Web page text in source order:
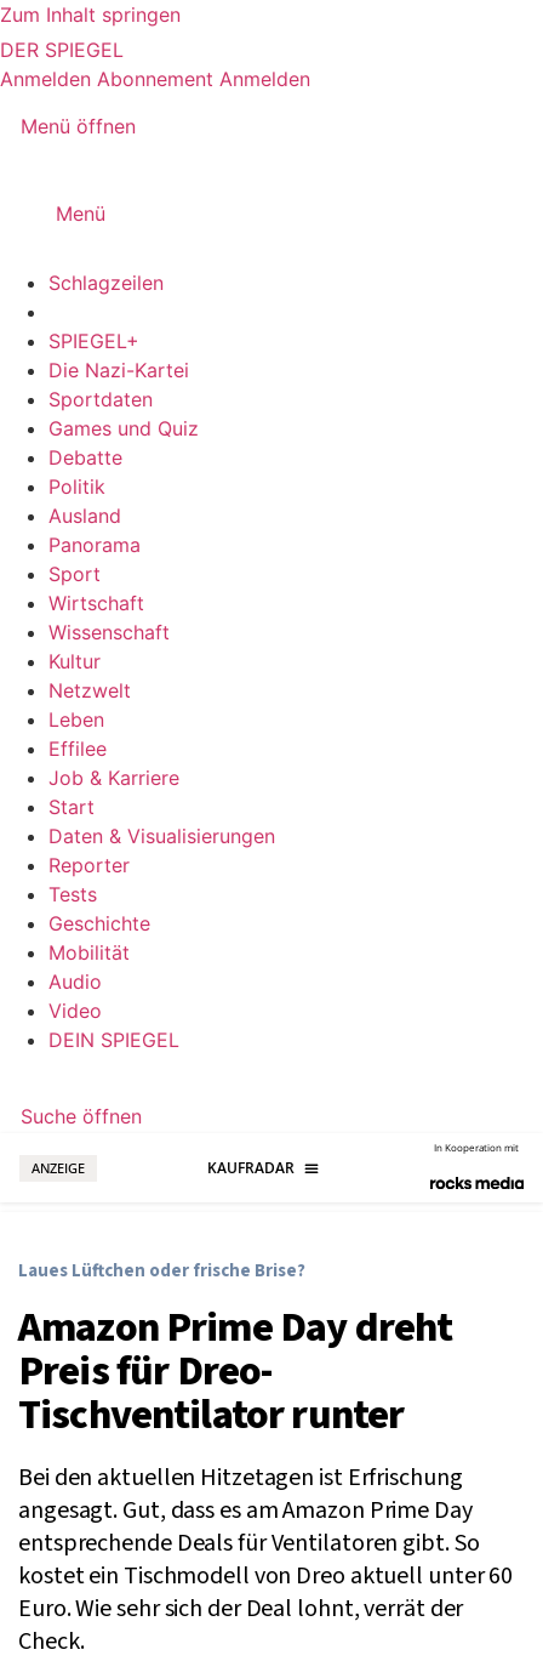
Zum Inhalt springen
DER SPIEGEL
Anmelden Abonnement Anmelden
Menü öffnen
Menü
Schlagzeilen
SPIEGEL+
Die Nazi-Kartei
Sportdaten
Games und Quiz
Debatte
Politik
Ausland
Panorama
Sport
Wirtschaft
Wissenschaft
Kultur
Netzwelt
Leben
Effilee
Job & Karriere
Start
Daten & Visualisierungen
Reporter
Tests
Geschichte
Mobilität
Audio
Video
DEIN SPIEGEL
Suche öffnen
ANZEIGE
In Kooperation mit
Laues Lüftchen oder frische Brise?
Amazon Prime Day dreht
Preis für Dreo-
Tischventilator runter
Bei den aktuellen Hitzetagen ist Erfrischung
angesagt. Gut, dass es am Amazon Prime Day
entsprechende Deals für Ventilatoren gibt. So
kostet ein Tischmodell von Dreo aktuell unter 60
Euro. Wie sehr sich der Deal lohnt, verrät der
Check.